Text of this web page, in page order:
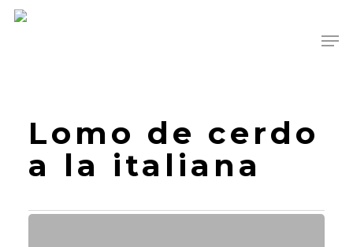
Skip
Lomo de cerdo
a la italiana